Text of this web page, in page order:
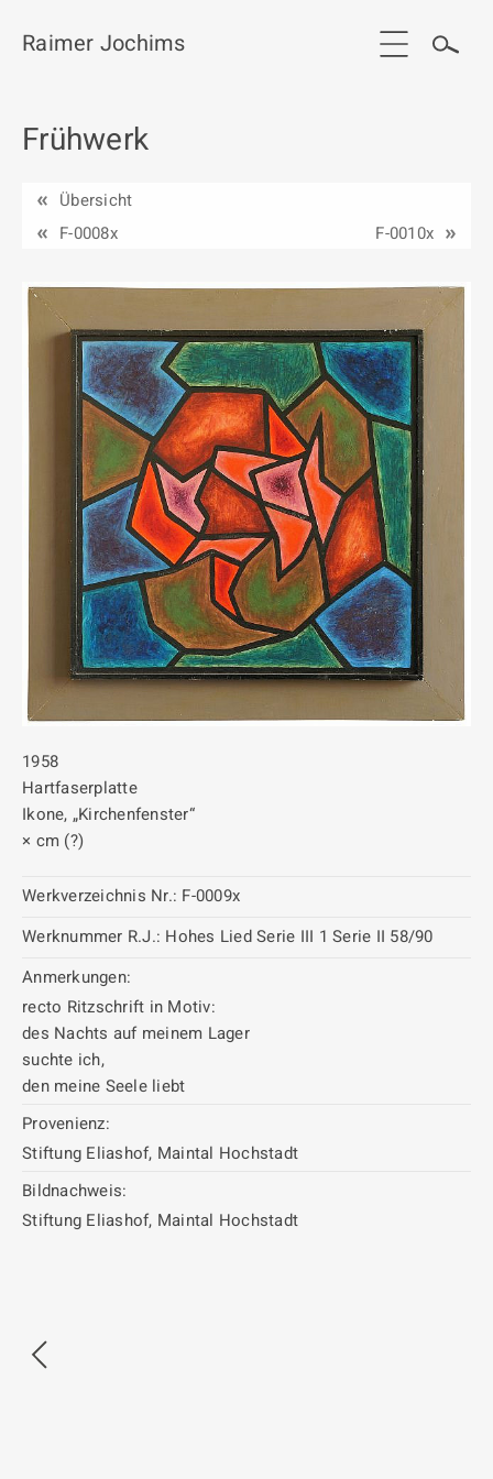
Start
Werkgruppen / Work groups
Vita
Publikationen
Kontakt
Raimer Jochims
Frühwerk
Übersicht
F-0008x
F-0010x
1958
Hartfaserplatte
Ikone, „Kirchenfenster“
× cm (?)
Werkverzeichnis Nr.: F-0009x
Werknummer R.J.: Hohes Lied Serie III 1 Serie II 58/90
Anmerkungen:
recto Ritzschrift in Motiv:
des Nachts auf meinem Lager
suchte ich,
den meine Seele liebt
Provenienz:
Stiftung Eliashof, Maintal Hochstadt
Bildnachweis:
Stiftung Eliashof, Maintal Hochstadt